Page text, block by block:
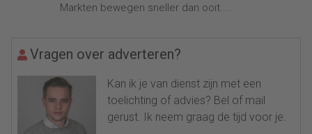
Markten bewegen sneller dan ooit....
Vragen over adverteren?
Kan ik je van dienst zijn met een
toelichting of advies? Bel of mail
gerust. Ik neem graag de tijd voor je.